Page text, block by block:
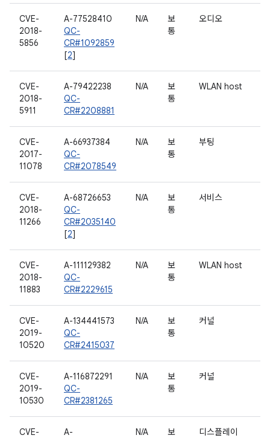
CVE-
2018-
5856
A-77528410
QC-
CR#1092859
[2]
N/A
보
통
오디오
CVE-
2018-
5911
A-79422238
QC-
CR#2208881
N/A
보
통
WLAN host
CVE-
2017-
11078
A-66937384
QC-
CR#2078549
N/A
보
통
부팅
CVE-
2018-
11266
A-68726653
QC-
CR#2035140
[2]
N/A
보
통
서비스
CVE-
2018-
11883
A-111129382
QC-
CR#2229615
N/A
보
통
WLAN host
CVE-
2019-
10520
A-134441573
QC-
CR#2415037
N/A
보
통
커널
CVE-
2019-
10530
A-116872291
QC-
CR#2381265
N/A
보
통
커널
CVE-
A-
N/A
보
디스플레이